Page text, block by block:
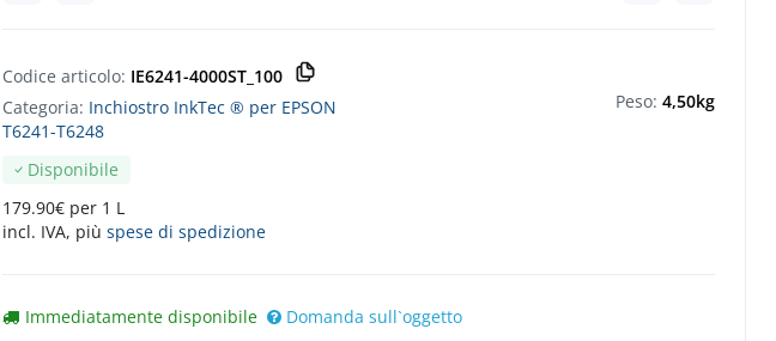
Codice articolo: IE6241-4000ST_100
Categoria: Inchiostro InkTec ® per EPSON
T6241-T6248
Disponibile
179.90€ per 1 L
incl. IVA, più spese di spedizione
Peso: 4,50kg
Immediatamente disponibile Domanda sull`oggetto